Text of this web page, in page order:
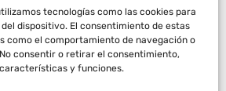
tecnologías como las cookies para
dispositivo. El consentimiento de estas
como el comportamiento de navegación o
consentir o retirar el consentimiento,
y funciones.